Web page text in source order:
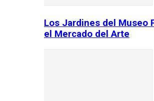
Los Jardines del Museo
el Mercado del Arte